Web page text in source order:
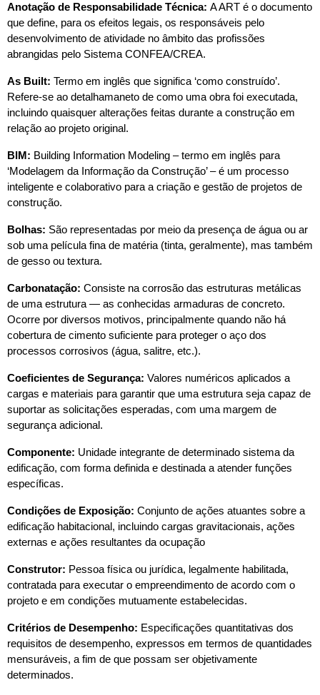
Anotação de Responsabilidade Técnica: A ART é o documento
que define, para os efeitos legais, os responsáveis pelo
desenvolvimento de atividade no âmbito das profissões
abrangidas pelo Sistema CONFEA/CREA.
As Built: Termo em inglês que significa ‘como construído’.
Refere-se ao detalhamaneto de como uma obra foi executada,
incluindo quaisquer alterações feitas durante a construção em
relação ao projeto original.
BIM: Building Information Modeling – termo em inglês para
‘Modelagem da Informação da Construção’ – é um processo
inteligente e colaborativo para a criação e gestão de projetos de
construção.
Bolhas: São representadas por meio da presença de água ou ar
sob uma película fina de matéria (tinta, geralmente), mas também
de gesso ou textura.
Carbonatação: Consiste na corrosão das estruturas metálicas
de uma estrutura — as conhecidas armaduras de concreto.
Ocorre por diversos motivos, principalmente quando não há
cobertura de cimento suficiente para proteger o aço dos
processos corrosivos (água, salitre, etc.).
Coeficientes de Segurança: Valores numéricos aplicados a
cargas e materiais para garantir que uma estrutura seja capaz de
suportar as solicitações esperadas, com uma margem de
segurança adicional.
Componente: Unidade integrante de determinado sistema da
edificação, com forma definida e destinada a atender funções
específicas.
Condições de Exposição: Conjunto de ações atuantes sobre a
edificação habitacional, incluindo cargas gravitacionais, ações
externas e ações resultantes da ocupação
Construtor: Pessoa física ou jurídica, legalmente habilitada,
contratada para executar o empreendimento de acordo com o
projeto e em condições mutuamente estabelecidas.
Critérios de Desempenho: Especificações quantitativas dos
requisitos de desempenho, expressos em termos de quantidades
mensuráveis, a fim de que possam ser objetivamente
determinados.